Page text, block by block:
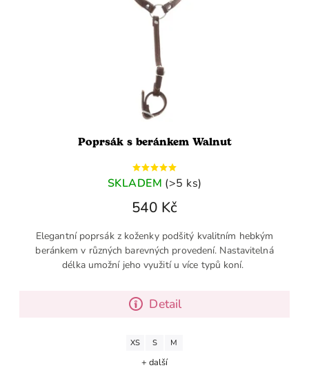
Poprsák s beránkem Walnut
SKLADEM (>5 ks)
540 Kč
Detail
Elegantní poprsák z koženky podšitý kvalitním hebkým
beránkem v různých barevných provedení. Nastavitelná
délka umožní jeho využití u více typů koní.
XS S M
+ další